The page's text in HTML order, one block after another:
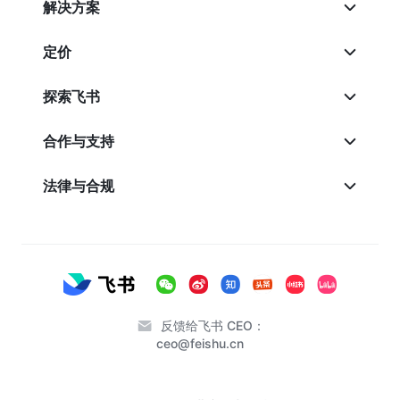
解决方案
定价
探索飞书
合作与支持
法律与合规
反馈给飞书 CEO：
ceo@feishu.cn